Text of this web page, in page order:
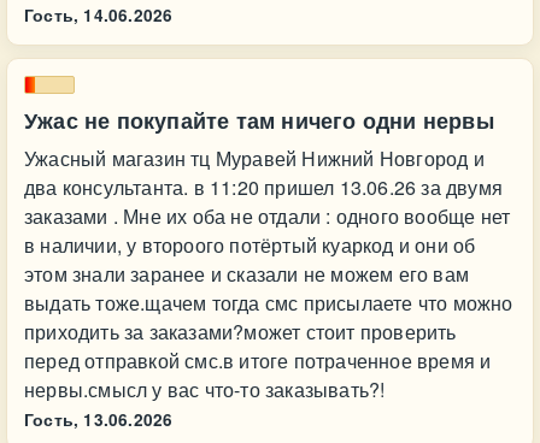
Гость, 14.06.2026
Ужас не покупайте там ничего одни нервы
Ужасный магазин тц Муравей Нижний Новгород и
два консультанта. в 11:20 пришел 13.06.26 за двумя
заказами . Мне их оба не отдали : одного вообще нет
в наличии, у второого потёртый куаркод и они об
этом знали заранее и сказали не можем его вам
выдать тоже.щачем тогда смс присылаете что можно
приходить за заказами?может стоит проверить
перед отправкой смс.в итоге потраченное время и
нервы.смысл у вас что-то заказывать?!
Гость, 13.06.2026